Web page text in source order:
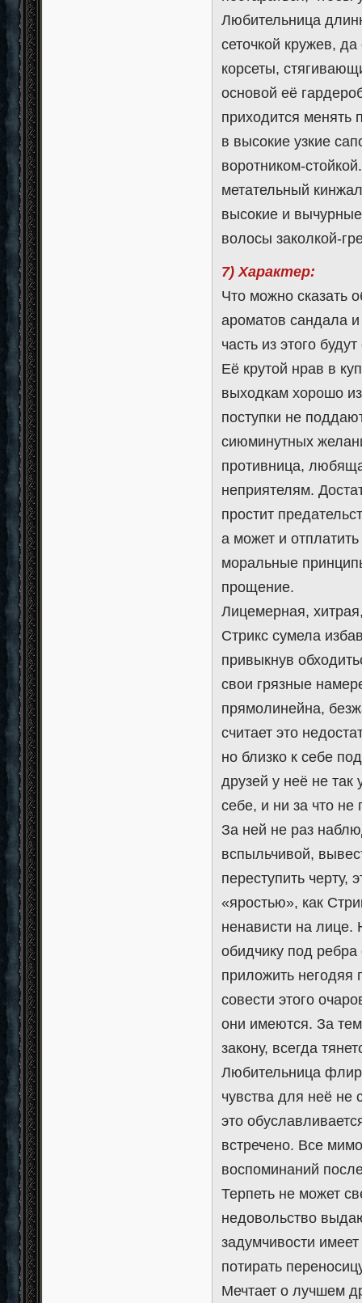
Любительница
сеточкой кружев,
корсеты,
основой её
приходится
в высокие узкие
воротником-
метательный
высокие и
волосы заколкой-
7) Характер:
Что можно сказать
ароматов сандала
часть из этого
Её крутой нрав в
выходкам хорошо
поступки не
сиюминутных
противница,
неприятелям.
простит
а может и
моральные
прощение.
Лицемерная,
Стрикс сумела
привыкнув
свои грязные
прямолинейна,
считает это
но близко к себе
друзей у неё не
себе, и ни за что не
За ней не раз
вспыльчивой,
переступить черту,
«яростью», как
ненависти на лице.
обидчику под ребра
приложить негодяя
совести этого
они имеются. За
закону, всегда
Любительница
чувства для неё не
это
встречено. Все
воспоминаний
Терпеть не может
недовольство
задумчивости
потирать
Мечтает о лучшем